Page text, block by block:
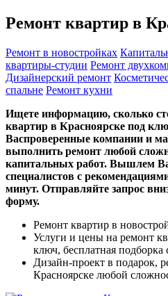
Ремонт квартир в
Ремонт в новостройках
квартиры-студии Ремонт
Дизайнерский ремонт
спальне Ремонт кухни
Ищете информацию, сколько
квартир в Красноярске под
Васпроверенные компании и
выполнить ремонт любой
капитальных работ. Вышлем
специалистов с
минут. Отправляйте запрос
форму.
Ремонт квартир в
Услуги и цены на ремонт
ключ, бесплатная подборка
Дизайн-проект в подарок,
Красноярске любой